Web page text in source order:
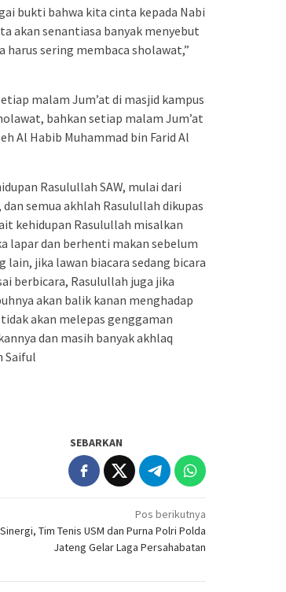
bukti bahwa kita cinta kepada Nabi
akan senantiasa banyak menyebut
sering membaca sholawat,”
malam Jum’at di masjid kampus
bahkan setiap malam Jum’at
Al Habib Muhammad bin Farid Al
Rasulullah SAW, mulai dari
semua akhlah Rasulullah dikupas
kehidupan Rasulullah misalkan
lapar dan berhenti makan sebelum
jika lawan biacara sedang bicara
berbicara, Rasulullah juga jika
akan balik kanan menghadap
akan melepas genggaman
dan masih banyak akhlaq
Saiful
SEBARKAN
Pos berikutnya
Tim Tenis USM dan Purna Polri Polda
Jateng Gelar Laga Persahabatan